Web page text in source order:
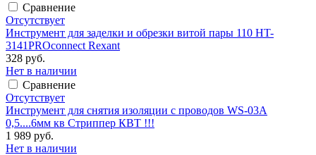
Сравнение
Отсутствует
Инструмент для заделки и обрезки витой пары 110 HT-
3141PROconnect Rexant
328 руб.
Нет в наличии
Сравнение
Отсутствует
Инструмент для снятия изоляции с проводов WS-03A
0,5....6мм кв Стриппер КВТ !!!
1 989 руб.
Нет в наличии